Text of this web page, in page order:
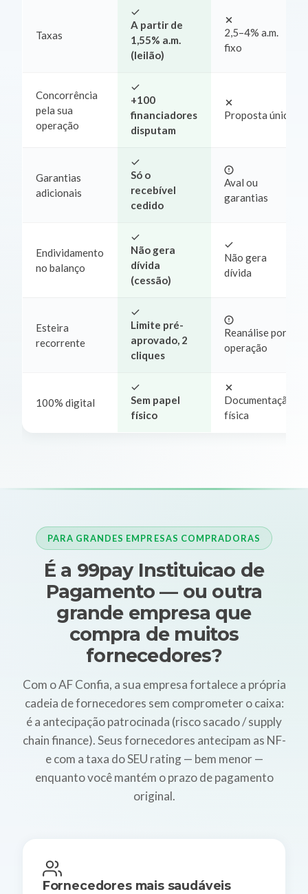
Taxas
A partir de
1,55% a.m.
(leilão)
2,5–4% a.m.
fixo
Concorrência
pela sua
operação
+100
financiadores
disputam
Proposta única
Garantias
adicionais
Só o
recebível
cedido
Aval ou
garantias
Endividamento
no balanço
Não gera
dívida
(cessão)
Não gera
dívida
Esteira
recorrente
Limite pré-
aprovado, 2
cliques
Reanálise por
operação
100% digital
Sem papel
físico
Documentação
física
PARA GRANDES EMPRESAS COMPRADORAS
É a 99pay Instituicao de
Pagamento — ou outra
grande empresa que
compra de muitos
fornecedores?
Com o AF Confia, a sua empresa fortalece a própria
cadeia de fornecedores sem comprometer o caixa:
é a antecipação patrocinada (risco sacado / supply
chain finance). Seus fornecedores antecipam as NF-
e com a taxa do SEU rating — bem menor —
enquanto você mantém o prazo de pagamento
original.
Fornecedores mais saudáveis